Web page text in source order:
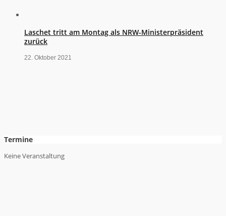
Laschet tritt am Montag als NRW-Ministerpräsident
zurück
22. Oktober 2021
Termine
Keine Veranstaltung